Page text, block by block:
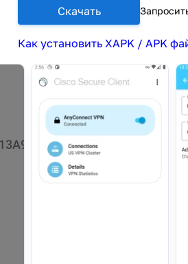
Скачать
Как установить XAPK / APK